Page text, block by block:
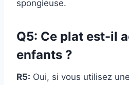
spongieuse.
Q5: Ce plat est-il
enfants ?
R5: Oui, si vous utilisez